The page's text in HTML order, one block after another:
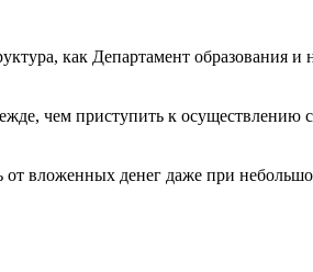
как Департамент образования
чем приступить к осуществлению
вложенных денег даже при